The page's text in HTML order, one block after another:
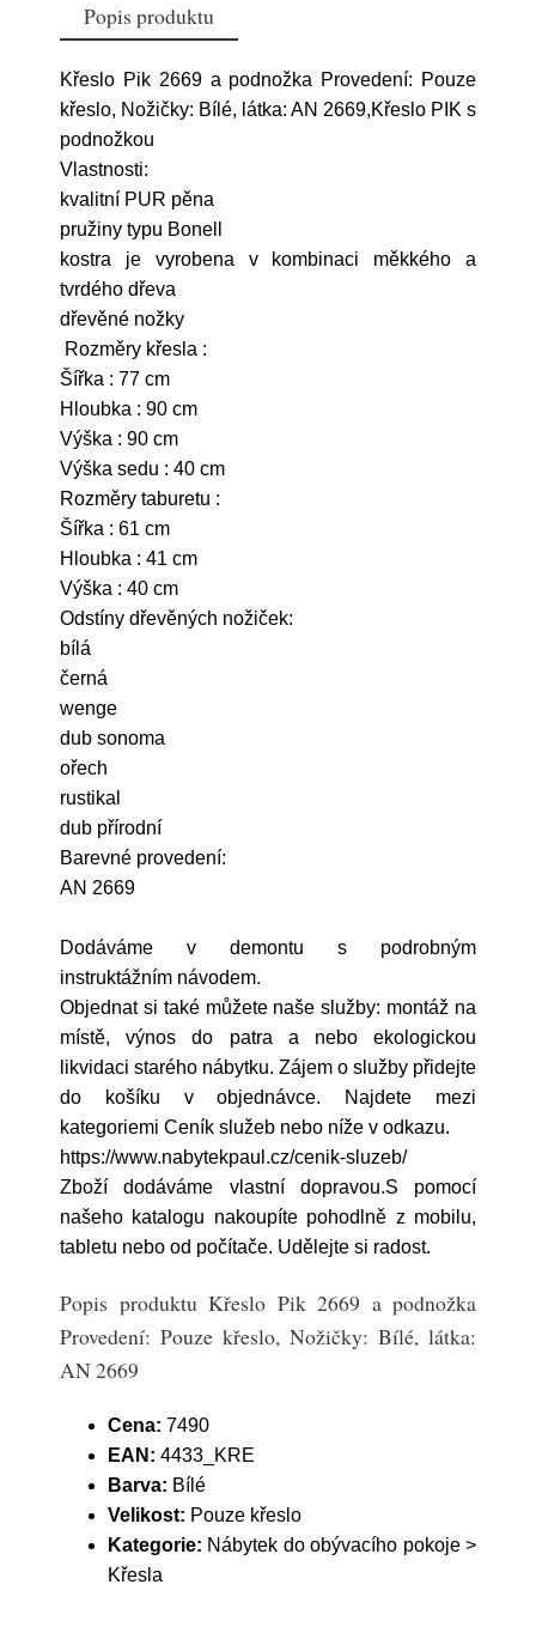
Popis produktu
Křeslo Pik 2669 a podnožka Provedení: Pouze
křeslo, Nožičky: Bílé, látka: AN 2669,Křeslo PIK s
podnožkou
Vlastnosti:
kvalitní PUR pěna
pružiny typu Bonell
kostra je vyrobena v kombinaci měkkého a
tvrdého dřeva
dřevěné nožky
Rozměry křesla :
Šířka : 77 cm
Hloubka : 90 cm
Výška : 90 cm
Výška sedu : 40 cm
Rozměry taburetu :
Šířka : 61 cm
Hloubka : 41 cm
Výška : 40 cm
Odstíny dřevěných nožiček:
bílá
černá
wenge
dub sonoma
ořech
rustikal
dub přírodní
Barevné provedení:
AN 2669
Dodáváme v demontu s podrobným
instruktážním návodem.
Objednat si také můžete naše služby: montáž na
místě, výnos do patra a nebo ekologickou
likvidaci starého nábytku. Zájem o služby přidejte
do košíku v objednávce. Najdete mezi
kategoriemi Ceník služeb nebo níže v odkazu.
https://www.nabytekpaul.cz/cenik-sluzeb/
Zboží dodáváme vlastní dopravou.S pomocí
našeho katalogu nakoupíte pohodlně z mobilu,
tabletu nebo od počítače. Udělejte si radost.
Popis produktu Křeslo Pik 2669 a podnožka
Provedení: Pouze křeslo, Nožičky: Bílé, látka:
AN 2669
Cena: 7490
EAN: 4433_KRE
Barva: Bílé
Velikost: Pouze křeslo
Kategorie: Nábytek do obývacího pokoje >
Křesla